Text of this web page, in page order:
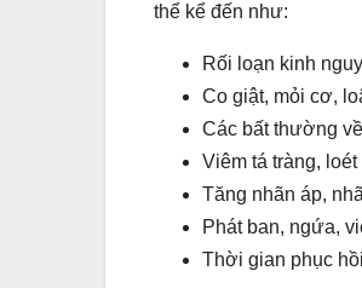
thể kể đến như:
Rối loạn kinh
Co giật, mỏi cơ,
Các bất thường
Viêm tá tràng,
Tăng nhãn áp,
Phát ban, ngứa,
Thời gian phục